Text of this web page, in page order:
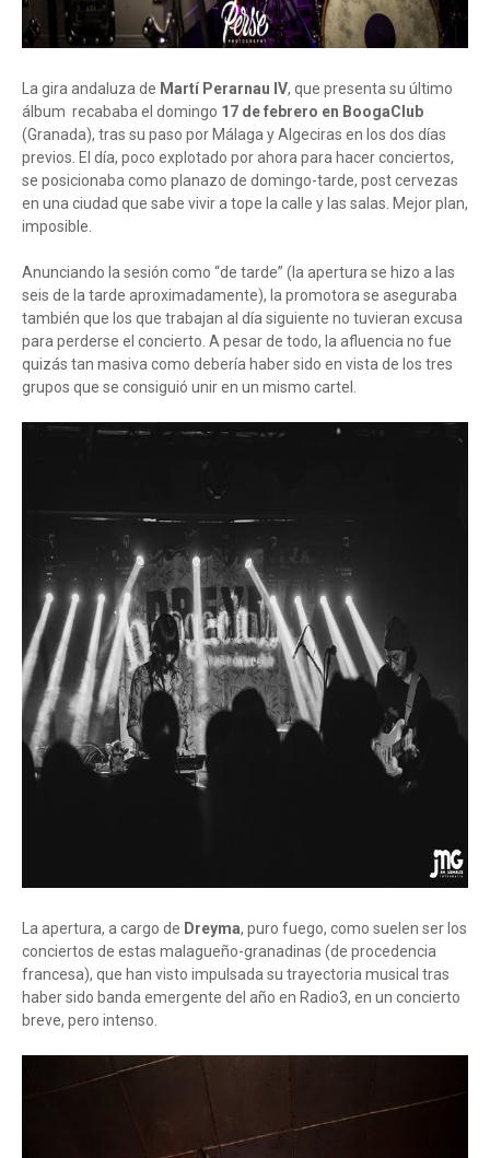
La gira andaluza de Martí Perarnau IV, que presenta su último
álbum recababa el domingo 17 de febrero en BoogaClub
(Granada), tras su paso por Málaga y Algeciras en los dos días
previos. El día, poco explotado por ahora para hacer conciertos,
se posicionaba como planazo de domingo-tarde, post cervezas
en una ciudad que sabe vivir a tope la calle y las salas. Mejor plan,
imposible.
Anunciando la sesión como “de tarde” (la apertura se hizo a las
seis de la tarde aproximadamente), la promotora se aseguraba
también que los que trabajan al día siguiente no tuvieran excusa
para perderse el concierto. A pesar de todo, la afluencia no fue
quizás tan masiva como debería haber sido en vista de los tres
grupos que se consiguió unir en un mismo cartel.
La apertura, a cargo de Dreyma, puro fuego, como suelen ser los
conciertos de estas malagueño-granadinas (de procedencia
francesa), que han visto impulsada su trayectoria musical tras
haber sido banda emergente del año en Radio3, en un concierto
breve, pero intenso.